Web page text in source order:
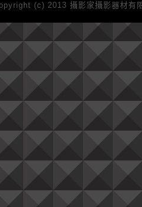
(c) 2013 攝影家攝影器材